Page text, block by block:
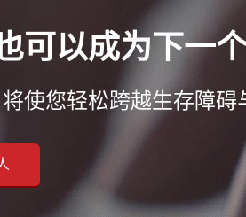
以成为下一个
使您轻松跨越生存障碍